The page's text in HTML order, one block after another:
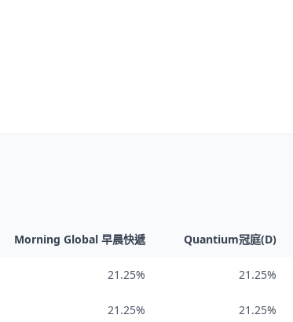
Morning Global 早晨快遞 Quantium冠庭(D)
21.25% 21.25%
21.25% 21.25%